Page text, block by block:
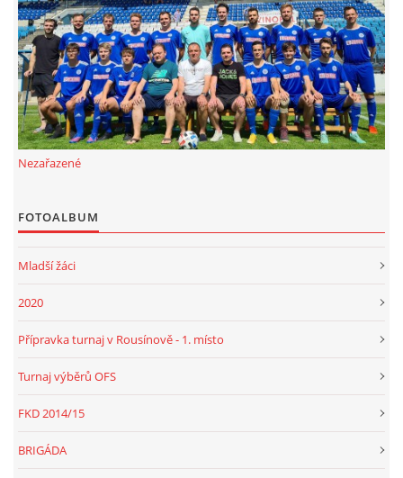
Nezařazené
FOTOALBUM
Mladší žáci
2020
Přípravka turnaj v Rousínově - 1. místo
Turnaj výběrů OFS
FKD 2014/15
BRIGÁDA